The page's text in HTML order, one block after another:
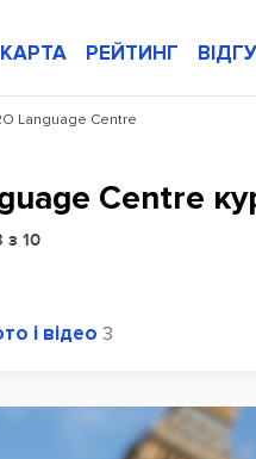
КАРТА РЕЙТИНГ
Language Centre
Centre
з 10
і відео 3